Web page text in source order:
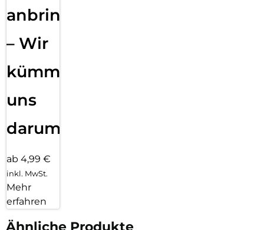
anbringen
– Wir
kümmern
uns
darum!
ab 4,99 €
inkl. MwSt.
Mehr
erfahren